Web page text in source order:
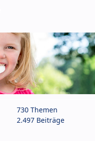
730 Themen
2.497 Beiträge